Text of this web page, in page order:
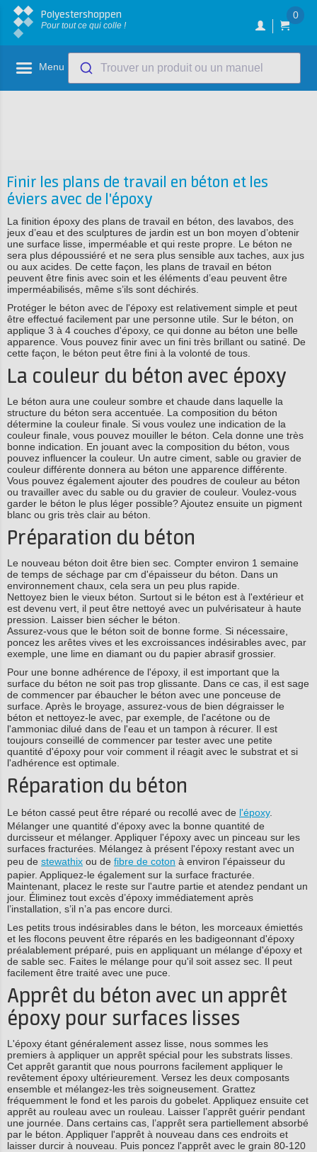
Polyestershoppen
Pour tout ce qui colle !
0
Menu Trouver un produit ou un manuel
Finir les plans de travail en béton et les
éviers avec de l'époxy
La finition époxy des plans de travail en béton, des lavabos, des
jeux d’eau et des sculptures de jardin est un bon moyen d’obtenir
une surface lisse, imperméable et qui reste propre. Le béton ne
sera plus dépoussiéré et ne sera plus sensible aux taches, aux jus
ou aux acides. De cette façon, les plans de travail en béton
peuvent être finis avec soin et les éléments d’eau peuvent être
imperméabilisés, même s’ils sont déchirés.
Protéger le béton avec de l'époxy est relativement simple et peut
être effectué facilement par une personne utile. Sur le béton, on
applique 3 à 4 couches d'époxy, ce qui donne au béton une belle
apparence. Vous pouvez finir avec un fini très brillant ou satiné. De
cette façon, le béton peut être fini à la volonté de tous.
La couleur du béton avec époxy
Le béton aura une couleur sombre et chaude dans laquelle la
structure du béton sera accentuée. La composition du béton
détermine la couleur finale. Si vous voulez une indication de la
couleur finale, vous pouvez mouiller le béton. Cela donne une très
bonne indication. En jouant avec la composition du béton, vous
pouvez influencer la couleur. Un autre ciment, sable ou gravier de
couleur différente donnera au béton une apparence différente.
Vous pouvez également ajouter des poudres de couleur au béton
ou travailler avec du sable ou du gravier de couleur. Voulez-vous
garder le béton le plus léger possible? Ajoutez ensuite un pigment
blanc ou gris très clair au béton.
Préparation du béton
Le nouveau béton doit être bien sec. Compter environ 1 semaine
de temps de séchage par cm d'épaisseur du béton. Dans un
environnement chaux, cela sera un peu plus rapide.
Nettoyez bien le vieux béton. Surtout si le béton est à l'extérieur et
est devenu vert, il peut être nettoyé avec un pulvérisateur à haute
pression. Laisser bien sécher le béton.
Assurez-vous que le béton soit de bonne forme. Si nécessaire,
poncez les arêtes vives et les excroissances indésirables avec, par
exemple, une lime en diamant ou du papier abrasif grossier.
Pour une bonne adhérence de l'époxy, il est important que la
surface du béton ne soit pas trop glissante. Dans ce cas, il est sage
de commencer par ébaucher le béton avec une ponceuse de
surface. Après le broyage, assurez-vous de bien dégraisser le
béton et nettoyez-le avec, par exemple, de l'acétone ou de
l'ammoniac dilué dans de l'eau et un tampon à récurer. Il est
toujours conseillé de commencer par tester avec une petite
quantité d'époxy pour voir comment il réagit avec le substrat et si
l'adhérence est optimale.
Réparation du béton
Le béton cassé peut être réparé ou recollé avec de l'époxy.
Mélanger une quantité d'époxy avec la bonne quantité de
durcisseur et mélanger. Appliquer l'époxy avec un pinceau sur les
surfaces fracturées. Mélangez à présent l'époxy restant avec un
peu de stewathix ou de fibre de coton à environ l'épaisseur du
papier. Appliquez-le également sur la surface fracturée.
Maintenant, placez le reste sur l'autre partie et atendez pendant un
jour. Éliminez tout excès d’époxy immédiatement après
l’installation, s’il n’a pas encore durci.
Les petits trous indésirables dans le béton, les morceaux émiettés
et les flocons peuvent être réparés en les badigeonnant d'époxy
préalablement préparé, puis en appliquant un mélange d'époxy et
de sable sec. Faites le mélange pour qu'il soit assez sec. Il peut
facilement être traité avec une puce.
Apprêt du béton avec un apprêt
époxy pour surfaces lisses
L'époxy étant généralement assez lisse, nous sommes les
premiers à appliquer un apprêt spécial pour les substrats lisses.
Cet apprêt garantit que nous pourrons facilement appliquer le
revêtement époxy ultérieurement. Versez les deux composants
ensemble et mélangez-les très soigneusement. Grattez
fréquemment le fond et les parois du gobelet. Appliquez ensuite cet
apprêt au rouleau avec un rouleau. Laisser l’apprêt guérir pendant
une journée. Dans certains cas, l’apprêt sera partiellement absorbé
par le béton. Appliquer l'apprêt à nouveau dans ces endroits et
laisser durcir à nouveau. Puis poncez l'apprêt avec le grain 80-120